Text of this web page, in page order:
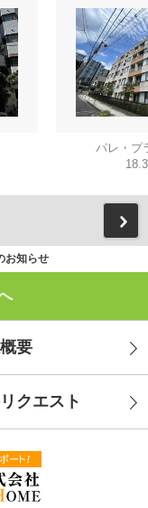
パレ・プ
お知らせ
要
クエスト